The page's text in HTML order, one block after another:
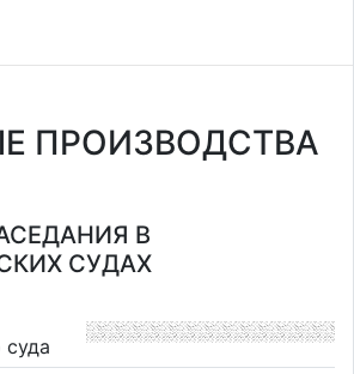
ПРОИЗВОДСТВА
В
СУДАХ
суда